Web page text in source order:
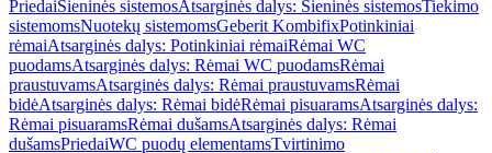
PriedaiSieninės sistemosAtsarginės dalys: Sieninės sistemosTiekimo
sistemomsNuotekų sistemomsGeberit KombifixPotinkiniai
rėmaiAtsarginės dalys: Potinkiniai rėmaiRėmai WC
puodamsAtsarginės dalys: Rėmai WC puodamsRėmai
praustuvamsAtsarginės dalys: Rėmai praustuvamsRėmai
bidėAtsarginės dalys: Rėmai bidėRėmai pisuaramsAtsarginės dalys:
Rėmai pisuaramsRėmai dušamsAtsarginės dalys: Rėmai
dušamsPriedaiWC puodų elementamsTvirtinimo